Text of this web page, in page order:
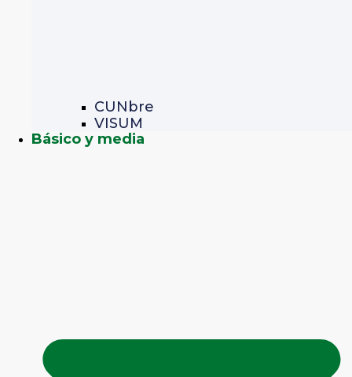
CUNbre
VISUM
Básico y media